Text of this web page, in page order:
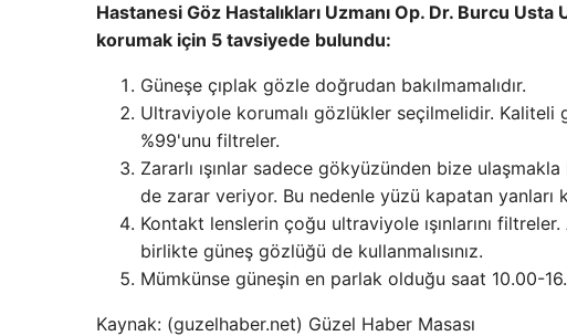
Hastanesi Göz Hastalıkları Uzmanı Op. Dr. Burcu Usta
korumak için 5 tavsiyede bulundu:
Güneşe çıplak gözle doğrudan bakılmamalıdır.
Ultraviyole korumalı gözlükler seçilmelidir. Kaliteli
%99'unu filtreler.
Zararlı ışınlar sadece gökyüzünden bize
de zarar veriyor. Bu nedenle yüzü kapatan yanları
Kontakt lenslerin çoğu ultraviyole ışınlarını
birlikte güneş gözlüğü de kullanmalısınız.
Mümkünse güneşin en parlak olduğu saat 10.00-
Kaynak: (guzelhaber.net) Güzel Haber Masası